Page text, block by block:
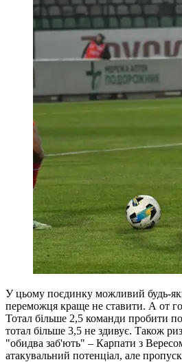
У цьому поєдинку можливий будь-
переможця краще не ставити. А от
Тотал більше 2,5 команди пробити
тотал більше 3,5 не здивує. Також
"обидва заб'ють" – Карпати з
атакувальний потенціал, але